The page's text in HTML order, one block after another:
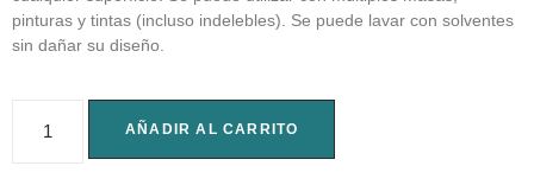
pinturas y tintas (incluso indelebles). Se puede lavar con solventes
sin dañar su diseño.
AÑADIR AL CARRITO